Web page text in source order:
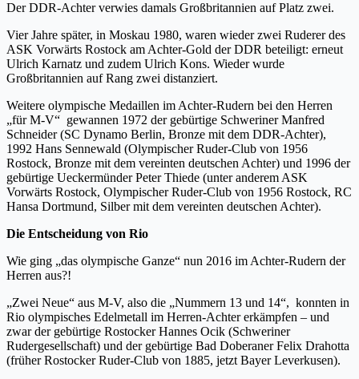
Der DDR-Achter verwies damals Großbritannien auf Platz zwei.
Vier Jahre später, in Moskau 1980, waren wieder zwei Ruderer des
ASK Vorwärts Rostock am Achter-Gold der DDR beteiligt: erneut
Ulrich Karnatz und zudem Ulrich Kons. Wieder wurde
Großbritannien auf Rang zwei distanziert.
Weitere olympische Medaillen im Achter-Rudern bei den Herren
„für M-V“ gewannen 1972 der gebürtige Schweriner Manfred
Schneider (SC Dynamo Berlin, Bronze mit dem DDR-Achter),
1992 Hans Sennewald (Olympischer Ruder-Club von 1956
Rostock, Bronze mit dem vereinten deutschen Achter) und 1996 der
gebürtige Ueckermünder Peter Thiede (unter anderem ASK
Vorwärts Rostock, Olympischer Ruder-Club von 1956 Rostock, RC
Hansa Dortmund, Silber mit dem vereinten deutschen Achter).
Die Entscheidung von Rio
Wie ging „das olympische Ganze“ nun 2016 im Achter-Rudern der
Herren aus?!
„Zwei Neue“ aus M-V, also die „Nummern 13 und 14“, konnten in
Rio olympisches Edelmetall im Herren-Achter erkämpfen – und
zwar der gebürtige Rostocker Hannes Ocik (Schweriner
Rudergesellschaft) und der gebürtige Bad Doberaner Felix Drahotta
(früher Rostocker Ruder-Club von 1885, jetzt Bayer Leverkusen).